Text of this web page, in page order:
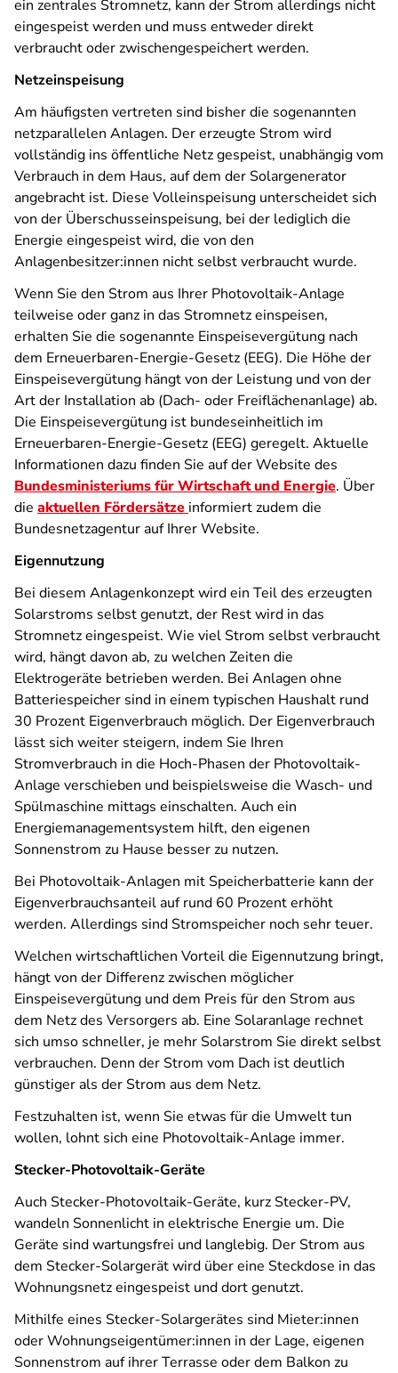
ein zentrales Stromnetz, kann der Strom allerdings nicht
eingespeist werden und muss entweder direkt
verbraucht oder zwischengespeichert werden.
Netzeinspeisung
Am häufigsten vertreten sind bisher die sogenannten
netzparallelen Anlagen. Der erzeugte Strom wird
vollständig ins öffentliche Netz gespeist, unabhängig vom
Verbrauch in dem Haus, auf dem der Solargenerator
angebracht ist. Diese Volleinspeisung unterscheidet sich
von der Überschusseinspeisung, bei der lediglich die
Energie eingespeist wird, die von den
Anlagenbesitzer:innen nicht selbst verbraucht wurde.
Wenn Sie den Strom aus Ihrer Photovoltaik-Anlage
teilweise oder ganz in das Stromnetz einspeisen,
erhalten Sie die sogenannte Einspeisevergütung nach
dem Erneuerbaren-Energie-Gesetz (EEG). Die Höhe der
Einspeisevergütung hängt von der Leistung und von der
Art der Installation ab (Dach- oder Freiflächenanlage) ab.
Die Einspeisevergütung ist bundeseinheitlich im
Erneuerbaren-Energie-Gesetz (EEG) geregelt. Aktuelle
Informationen dazu finden Sie auf der Website des
Bundesministeriums für Wirtschaft und Energie. Über
die aktuellen Fördersätze informiert zudem die
Bundesnetzagentur auf Ihrer Website.
Eigennutzung
Bei diesem Anlagenkonzept wird ein Teil des erzeugten
Solarstroms selbst genutzt, der Rest wird in das
Stromnetz eingespeist. Wie viel Strom selbst verbraucht
wird, hängt davon ab, zu welchen Zeiten die
Elektrogeräte betrieben werden. Bei Anlagen ohne
Batteriespeicher sind in einem typischen Haushalt rund
30 Prozent Eigenverbrauch möglich. Der Eigenverbrauch
lässt sich weiter steigern, indem Sie Ihren
Stromverbrauch in die Hoch-Phasen der Photovoltaik-
Anlage verschieben und beispielsweise die Wasch- und
Spülmaschine mittags einschalten. Auch ein
Energiemanagementsystem hilft, den eigenen
Sonnenstrom zu Hause besser zu nutzen.
Bei Photovoltaik-Anlagen mit Speicherbatterie kann der
Eigenverbrauchsanteil auf rund 60 Prozent erhöht
werden. Allerdings sind Stromspeicher noch sehr teuer.
Welchen wirtschaftlichen Vorteil die Eigennutzung bringt,
hängt von der Differenz zwischen möglicher
Einspeisevergütung und dem Preis für den Strom aus
dem Netz des Versorgers ab. Eine Solaranlage rechnet
sich umso schneller, je mehr Solarstrom Sie direkt selbst
verbrauchen. Denn der Strom vom Dach ist deutlich
günstiger als der Strom aus dem Netz.
Festzuhalten ist, wenn Sie etwas für die Umwelt tun
wollen, lohnt sich eine Photovoltaik-Anlage immer.
Stecker-Photovoltaik-Geräte
Auch Stecker-Photovoltaik-Geräte, kurz Stecker-PV,
wandeln Sonnenlicht in elektrische Energie um. Die
Geräte sind wartungsfrei und langlebig. Der Strom aus
dem Stecker-Solargerät wird über eine Steckdose in das
Wohnungsnetz eingespeist und dort genutzt.
Mithilfe eines Stecker-Solargerätes sind Mieter:innen
oder Wohnungseigentümer:innen in der Lage, eigenen
Sonnenstrom auf ihrer Terrasse oder dem Balkon zu